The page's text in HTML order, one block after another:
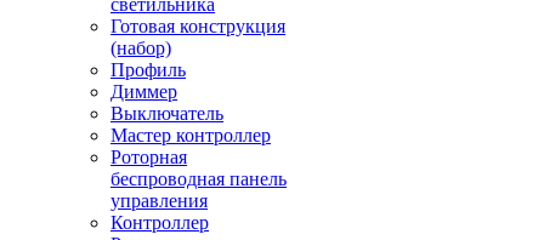
светильника
Готовая конструкция
(набор)
Профиль
Диммер
Выключатель
Мастер контроллер
Роторная
беспроводная панель
управления
Контроллер